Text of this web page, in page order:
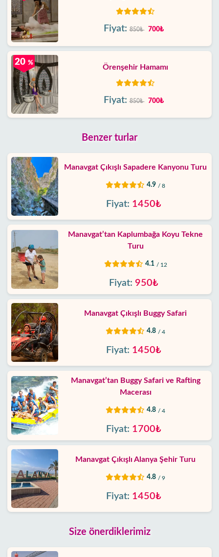
Fiyat: 850₺ 700₺
Örenşehir Hamamı
20 %
Fiyat: 850₺ 700₺
Benzer turlar
Manavgat Çıkışlı Sapadere Kanyonu Turu
4.9 / 8
Fiyat: 1450₺
Manavgat’tan Kaplumbağa Koyu Tekne
Turu
4.1 / 12
Fiyat: 950₺
Manavgat Çıkışlı Buggy Safari
4.8 / 4
Fiyat: 1450₺
Manavgat’tan Buggy Safari ve Rafting
Macerası
4.8 / 4
Fiyat: 1700₺
Manavgat Çıkışlı Alanya Şehir Turu
4.8 / 9
Fiyat: 1450₺
Size önerdiklerimiz